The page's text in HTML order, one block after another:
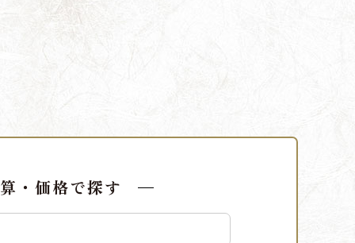
・価格で探す